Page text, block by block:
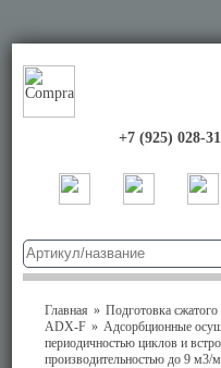
+7 (925) 028-
Главная Подготовка сжатого
ADX-F
Адсорбционные
периодичностью циклов и
производительностью до 9 м3/